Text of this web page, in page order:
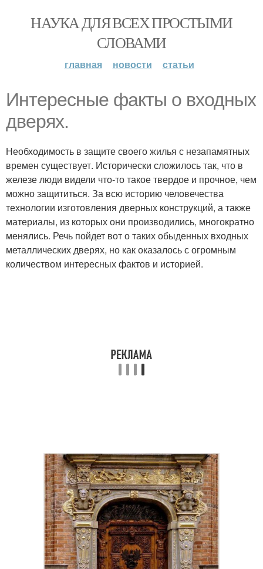
НАУКА ДЛЯ ВСЕХ ПРОСТЫМИ
СЛОВАМИ
главная новости статьи
Интересные факты о входных
дверях.
Необходимость в защите своего жилья с незапамятных
времен существует. Исторически сложилось так, что в
железе люди видели что-то такое твердое и прочное, чем
можно защититься. За всю историю человечества
технологии изготовления дверных конструкций, а также
материалы, из которых они производились, многократно
менялись. Речь пойдет вот о таких обыденных входных
металлических дверях, но как оказалось с огромным
количеством интересных фактов и историей.